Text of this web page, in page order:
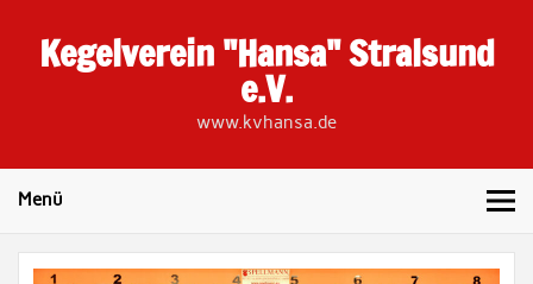
contentKegelverein "Hansa" Stralsund
e.V.
www.kvhansa.de
Menü